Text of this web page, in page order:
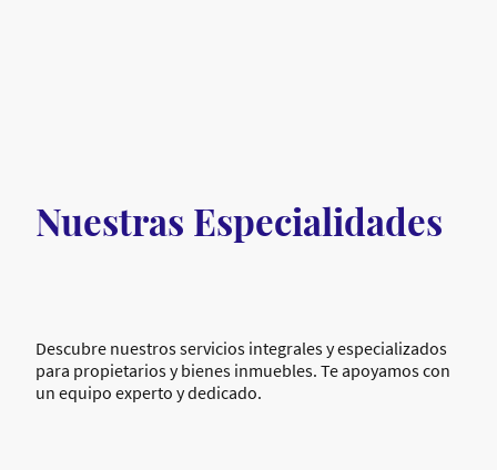
Nuestras Especialidades
Descubre nuestros servicios integrales y especializados
para propietarios y bienes inmuebles. Te apoyamos con
un equipo experto y dedicado.